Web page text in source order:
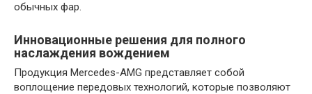
обычных фар.
Инновационные решения для полного
наслаждения вождением
Продукция Mercedes-AMG представляет собой
воплощение передовых технологий, которые позволяют